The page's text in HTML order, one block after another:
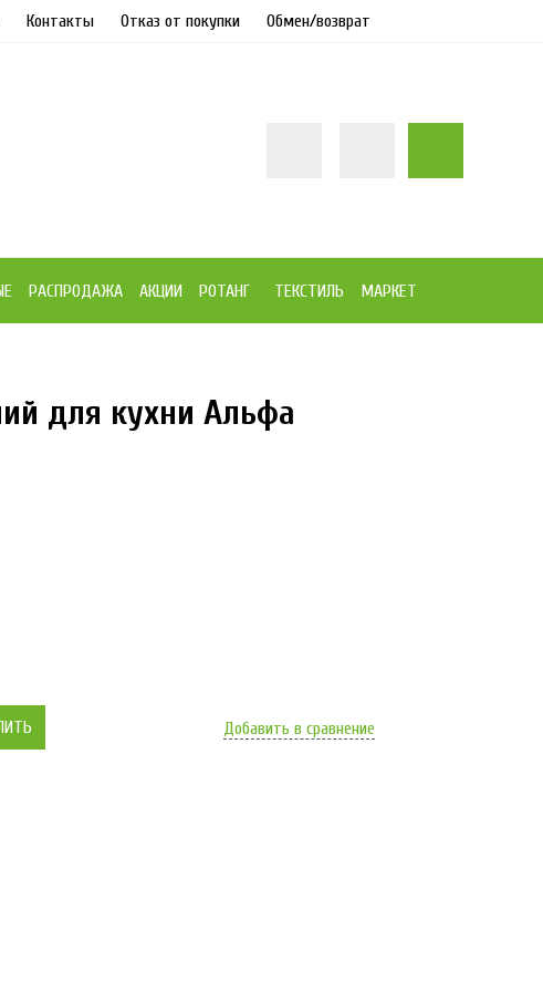
Контакты Отказ от покупки Обмен/возврат
РАСПРОДАЖА АКЦИИ РОТАНГ ТЕКСТИЛЬ МАРКЕТ
для кухни Альфа
Добавить в сравнение